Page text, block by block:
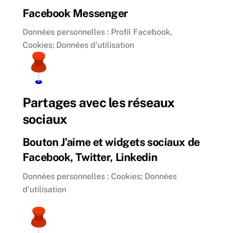
Facebook Messenger
Données personnelles : Profil Facebook,
Cookies; Données d’utilisation
Partages avec les réseaux
sociaux
Bouton J’aime et widgets sociaux de
Facebook, Twitter, Linkedin
Données personnelles : Cookies; Données
d’utilisation